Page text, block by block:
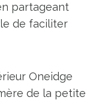
partageant
de faciliter
Oneidge
de la petite